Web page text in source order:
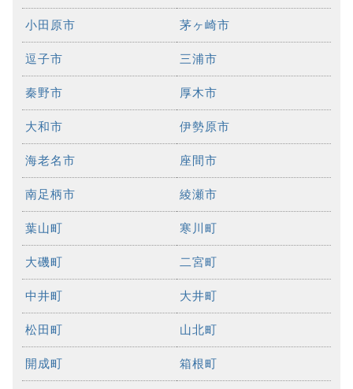
小田原市 茅ヶ崎市
逗子市 三浦市
秦野市 厚木市
大和市 伊勢原市
海老名市 座間市
南足柄市 綾瀬市
葉山町 寒川町
大磯町 二宮町
中井町 大井町
松田町 山北町
開成町 箱根町